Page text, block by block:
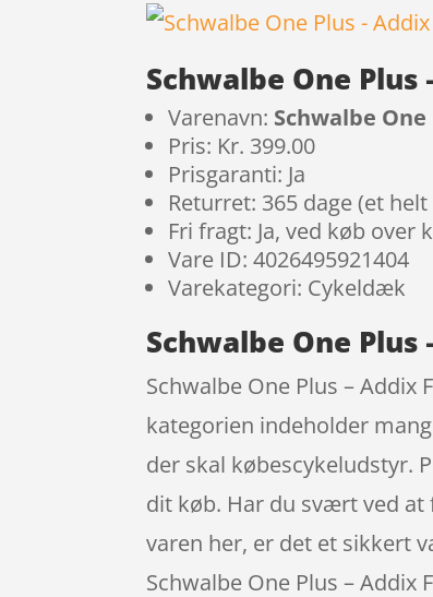
Schwalbe One
Varenavn: Schwalbe
Pris: Kr. 399.00
Prisgaranti: Ja
Returret: 365 dage (et helt
Fri fragt: Ja, ved køb over
Vare ID: 4026495921404
Varekategori: Cykeldæk
Schwalbe One
Schwalbe One Plus –
kategorien indeholder
der skal købescykeludstyr.
dit køb. Har du svært ved at
varen her, er det et sikkert
Schwalbe One Plus –